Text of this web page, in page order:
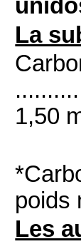
La
1,50
poids
Les